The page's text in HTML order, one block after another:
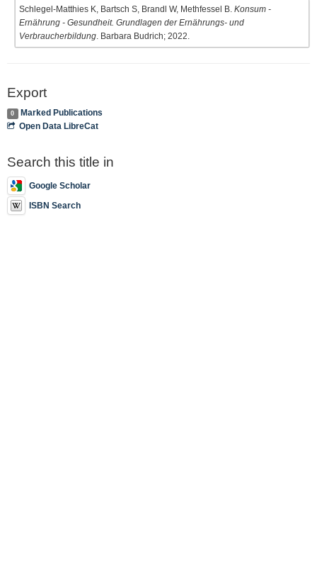
Schlegel-Matthies K, Bartsch S, Brandl W, Methfessel B. Konsum -
Ernährung - Gesundheit. Grundlagen der Ernährungs- und
Verbraucherbildung . Barbara Budrich; 2022.
Export
0
Marked Publications
Open Data LibreCat
Search this title in
Google Scholar
ISBN Search